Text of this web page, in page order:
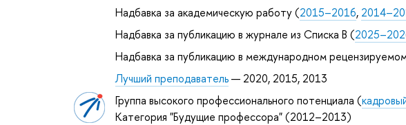
Надбавка за академическую работу (2015–2016,
Надбавка за публикацию в журнале из Списка B (
Надбавка за публикацию в международном
Лучший преподаватель— 2020, 2015, 2013
Группа высокого профессионального потенциала (
Категория "Будущие профессора" (2012–2013)